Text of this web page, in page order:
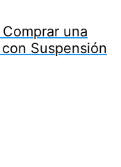
una
Suspensión